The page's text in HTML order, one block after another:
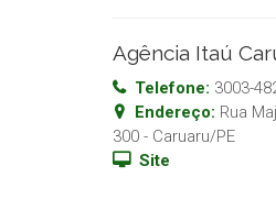
Agência Itaú
Telefone: 3003-
Endereço: Rua
300 - Caruaru/PE
Site